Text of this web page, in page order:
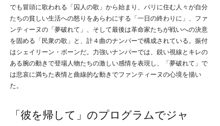
でも冒頭に歌われる「囚人の歌」から始まり、パリに住む人々が自分
たちの貧しい生活への怒りをあらわにする「一日の終わりに」、ファ
ンティーヌの「夢破れて」、そして最後は革命家たちが戦いへの決意
を固める「民衆の歌」と、計４曲のナンバーで構成されている。振付
はシェイリーン・ボーンだ。力強いナンバーでは、鋭い視線とキレの
ある腕の動きで登場人物たちの激しい感情を表現し、「夢破れて」で
は悲哀に満ちた表情と曲線的な動きでファンティーヌの心境を描い
た。
「彼を帰して」のプログラムでジャ